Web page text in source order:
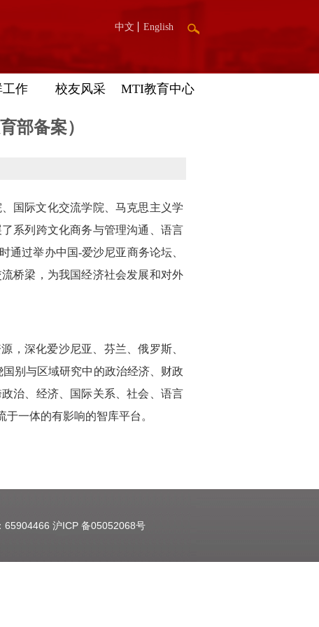
中文 English
工作 校友风采 MTI教育中心
部备案）
国际文化交流学院、马克思主义学
系列跨文化商务与管理沟通、语言
通过举办中国-爱沙尼亚商务论坛、
桥梁，为我国经济社会发展和对外
，深化爱沙尼亚、芬兰、俄罗斯、
别与区域研究中的政治经济、财政
治、经济、国际关系、社会、语言
一体的有影响的智库平台。
65904466 沪ICP 备05052068号